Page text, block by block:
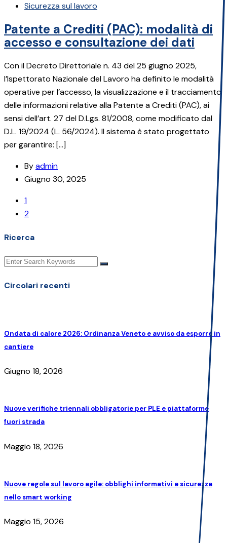
Sicurezza sul lavoro
Patente a Crediti (PAC): modalità di
accesso e consultazione dei dati
Con il Decreto Direttoriale n. 43 del 25 giugno 2025,
l’Ispettorato Nazionale del Lavoro ha definito le modalità
operative per l’accesso, la visualizzazione e il tracciamento
delle informazioni relative alla Patente a Crediti (PAC), ai
sensi dell’art. 27 del D.Lgs. 81/2008, come modificato dal
D.L. 19/2024 (L. 56/2024). Il sistema è stato progettato
per garantire: […]
Byadmin
Giugno 30, 2025
1
2
Ricerca
Circolari recenti
Ondata di calore 2026: Ordinanza Veneto e avviso da esporre in
cantiere
Giugno 18, 2026
Nuove verifiche triennali obbligatorie per PLE e piattaforme
fuori strada
Maggio 18, 2026
Nuove regole sul lavoro agile: obblighi informativi e sicurezza
nello smart working
Maggio 15, 2026